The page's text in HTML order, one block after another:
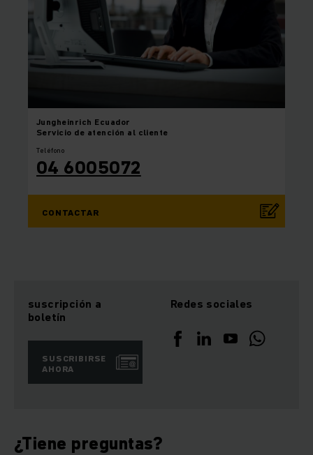
Jungheinrich Ecuador
Servicio de atención al cliente
Teléfono
04 6005072
CONTACTAR
suscripción a
boletín
SUSCRIBIRSE
AHORA
Redes sociales
¿Tiene preguntas?